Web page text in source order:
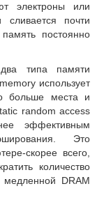
электроны или
сливается почти
постоянно
два типа памяти
использует
больше места и
random access
эффективным
Это
скорее всего,
количество
DRAM